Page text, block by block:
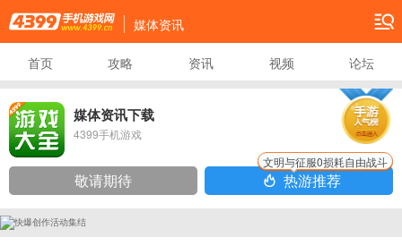
媒体资讯
首页 攻略 资讯 视频 论坛
媒体资讯下载
4399手机游戏
敬请期待 热游推荐
文明与征服0损耗自由战斗